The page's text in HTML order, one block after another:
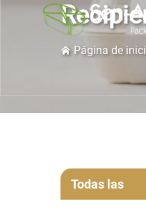
Página de
Todas las